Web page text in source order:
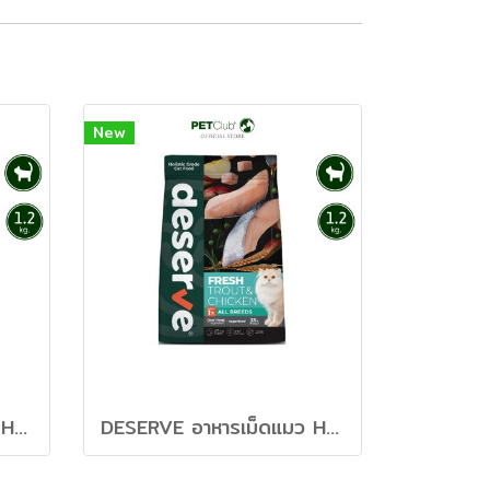
DESERVE อาหารเม็ดแมว Holistic Grain Free สูตร
New
DESERVE อาหารเม็ดแมว Holistic Grain Free สูตร Fresh & Chicken บำรุงสมองและหัวใจ [1.2kg]